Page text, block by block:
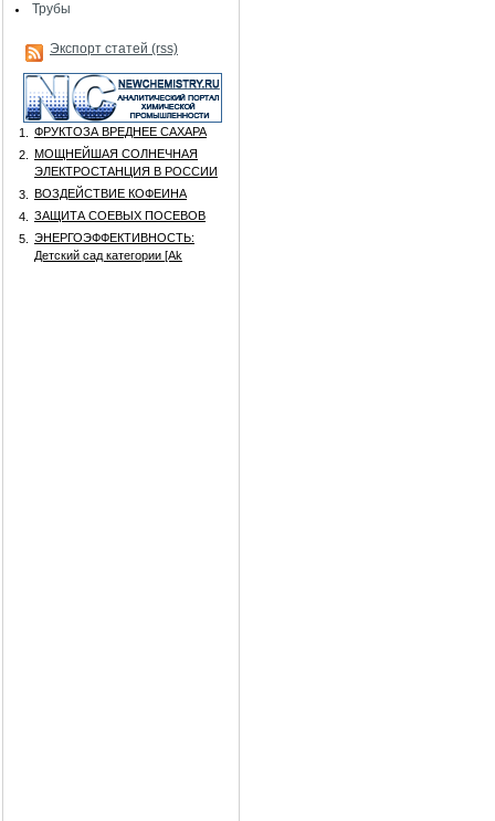
Трубы
Экспорт статей (rss)
1.
ФРУКТОЗА ВРЕДНЕЕ САХАРА
2.
МОЩНЕЙШАЯ СОЛНЕЧНАЯ
ЭЛЕКТРОСТАНЦИЯ В РОССИИ
3.
ВОЗДЕЙСТВИЕ КОФЕИНА
4.
ЗАЩИТА СОЕВЫХ ПОСЕВОВ
5.
ЭНЕРГОЭФФЕКТИВНОСТЬ:
Детский сад категории [Аk